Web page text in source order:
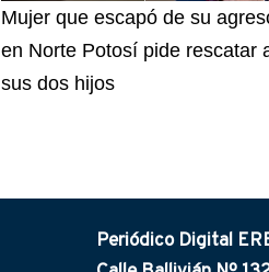
Mujer que escapó de su
en Norte Potosí pide rescatar
sus dos hijos
Periódico Digital